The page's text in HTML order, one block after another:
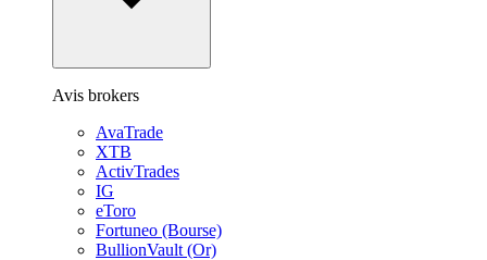
Avis brokers
AvaTrade
XTB
ActivTrades
IG
eToro
Fortuneo (Bourse)
BullionVault (Or)